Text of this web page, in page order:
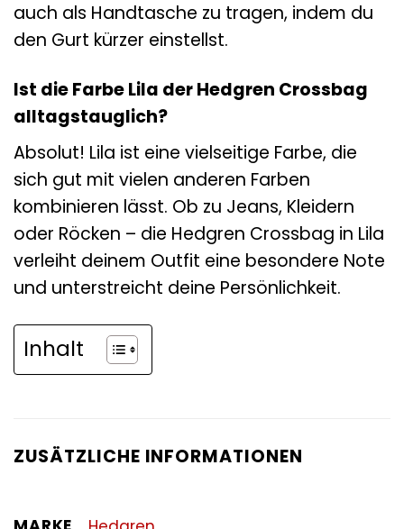
auch als Handtasche zu tragen, indem du
den Gurt kürzer einstellst.
Ist die Farbe Lila der Hedgren Crossbag
alltagstauglich?
Absolut! Lila ist eine vielseitige Farbe, die
sich gut mit vielen anderen Farben
kombinieren lässt. Ob zu Jeans, Kleidern
oder Röcken – die Hedgren Crossbag in Lila
verleiht deinem Outfit eine besondere Note
und unterstreicht deine Persönlichkeit.
Inhalt
ZUSÄTZLICHE INFORMATIONEN